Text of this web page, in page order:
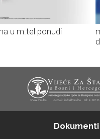
u m:tel ponudi
Dokumenti